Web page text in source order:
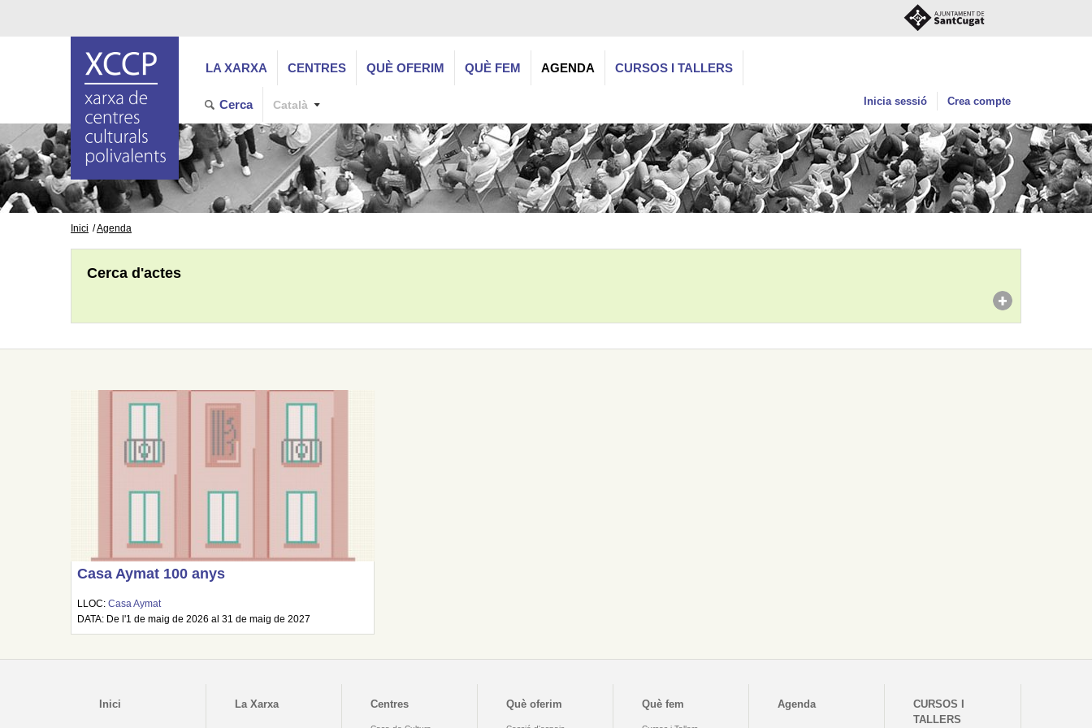
LA XARXA CENTRES QUÈ OFERIM QUÈ FEM AGENDA CURSOS I TALLERS
Cerca Català Inicia sessió Crea compte
Inici Agenda
Cerca d'actes
Casa Aymat 100 anys
LLOC:Casa Aymat
DATA: De l'1 de maig de 2026 al 31 de maig de 2027
Inici La Xarxa Centres Què oferim Què fem Agenda
CURSOS I
TALLERS